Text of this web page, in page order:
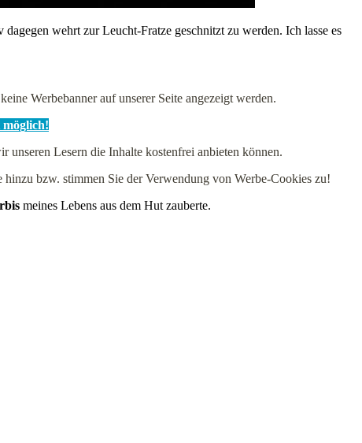
wehrt zur Leucht-Fratze geschnitzt zu werden. Ich lasse es
Werbebanner auf unserer Seite angezeigt werden.
unseren Lesern die Inhalte kostenfrei anbieten können.
bzw. stimmen Sie der Verwendung von Werbe-Cookies zu!
meines Lebens aus dem Hut zauberte.